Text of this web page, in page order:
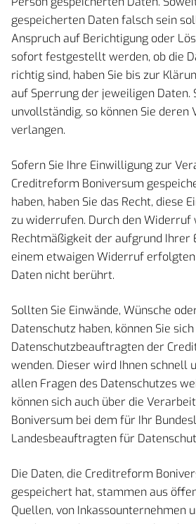
gespeicherten Daten falsch sein
Anspruch auf Berichtigung oder
sofort festgestellt werden, ob die
richtig sind, haben Sie bis zur
auf Sperrung der jeweiligen Daten.
unvollständig, so können Sie deren
verlangen.
Sofern Sie Ihre Einwilligung zur
Creditreform Boniversum
haben, haben Sie das Recht, diese
zu widerrufen. Durch den Widerruf
Rechtmäßigkeit der aufgrund Ihrer
einem etwaigen Widerruf
Daten nicht berührt.
Sollten Sie Einwände, Wünsche
Datenschutz haben, können Sie
Datenschutzbeauftragten der
wenden. Dieser wird Ihnen schnell
allen Fragen des Datenschutzes
können sich auch über die
Boniversum bei dem für Ihr
Landesbeauftragten für
Die Daten, die Creditreform
gespeichert hat, stammen aus
Quellen, von Inkassounternehmen